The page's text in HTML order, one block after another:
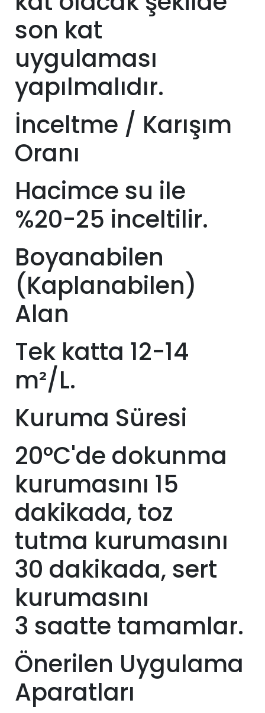
son kat
uygulaması
yapılmalıdır.
İnceltme / Karışım
Oranı
Hacimce su ile
%20-25 inceltilir.
Boyanabilen
(Kaplanabilen)
Alan
Tek katta 12-14
m²/L.
Kuruma Süresi
20°C'de dokunma
kurumasını 15
dakikada, toz
tutma kurumasını
30 dakikada, sert
kurumasını
3 saatte tamamlar.
Önerilen Uygulama
Aparatları